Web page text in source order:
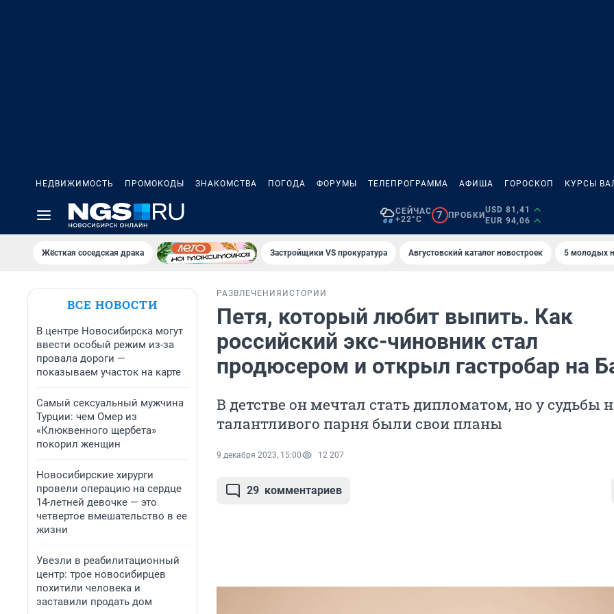
НЕДВИЖИМОСТЬ ПРОМОКОДЫ ЗНАКОМСТВА ПОГОДА ФОРУМЫ ТЕЛЕПРОГРАММА АФИША ГОРОСКОП КУРСЫ
СЕЙЧАС
+22°C
7 ПРОБКИ
USD 81,41
EUR 94,06
Жёсткая соседская драка Застройщики VS прокуратура Августовский каталог новостроек 5 молодых
ВСЕ НОВОСТИ
В центре Новосибирска могут
ввести особый режим из-за
провала дороги —
показываем участок на карте
Самый сексуальный мужчина
Турции: чем Омер из
«Клюквенного щербета»
покорил женщин
Новосибирские хирурги
провели операцию на сердце
14-летней девочке — это
четвертое вмешательство в ее
жизни
Увезли в реабилитационный
центр: трое новосибирцев
похитили человека и
заставили продать дом
РАЗВЛЕЧЕНИЯ ИСТОРИИ
Петя, который любит выпить. Как
российский экс-чиновник стал
продюсером и открыл гастробар на
В детстве он мечтал стать дипломатом, но у судьбы
талантливого парня были свои планы
9 декабря 2023, 15:00 12 207
29 комментариев